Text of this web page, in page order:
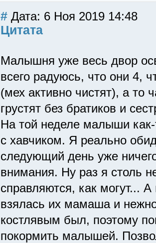
# Дата: 6 Ноя 2019 14:48
Цитата
Малышня уже весь двор
всего радуюсь, что они 4,
(мех активно чистят), а то
грустят без братиков и
На той неделе малыши
с хавчиком. Я реально
следующий день уже
внимания. Ну раз я столь
справляются, как могут...
взялась их мамаша и
костлявым был, поэтому
покормить малышей.